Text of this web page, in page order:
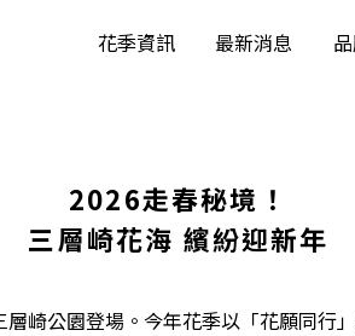
花季資訊 最新消息
2026走春秘境！
三層崎花海 繽紛迎新年
崎公園登場。今年花季以「花願同行